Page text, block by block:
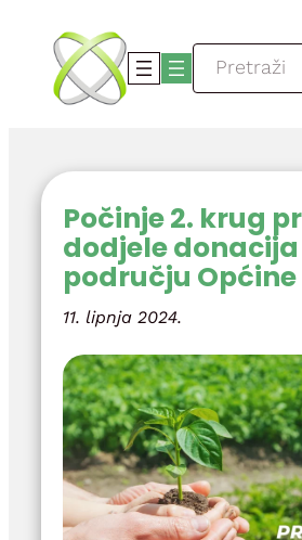
sadržaja
Pretraga
Počinje 2. krug
dodjele
području
11. lipnja 2024.